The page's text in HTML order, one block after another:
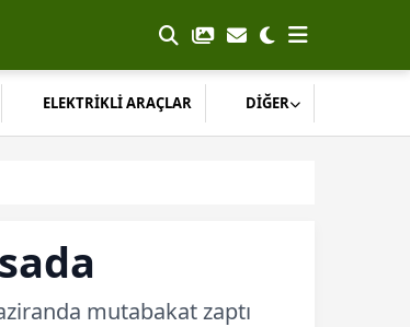
ELEKTRİKLİ ARAÇLAR DİĞER
mutabakat zaptı